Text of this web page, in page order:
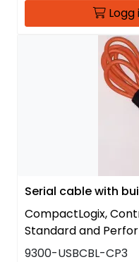
Serial cable with
CompactLogix,
Standard and
9300-USBCBL-CP3